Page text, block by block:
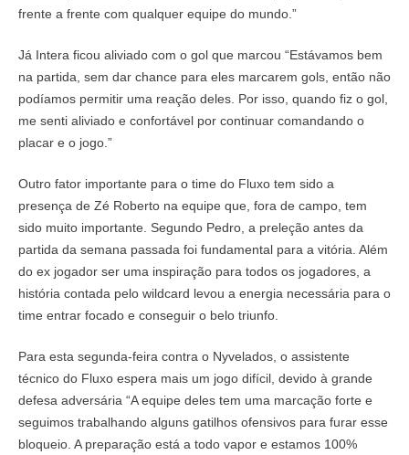
frente a frente com qualquer equipe do mundo.”
Já Intera ficou aliviado com o gol que marcou “Estávamos bem
na partida, sem dar chance para eles marcarem gols, então não
podíamos permitir uma reação deles. Por isso, quando fiz o gol,
me senti aliviado e confortável por continuar comandando o
placar e o jogo.”
Outro fator importante para o time do Fluxo tem sido a
presença de Zé Roberto na equipe que, fora de campo, tem
sido muito importante. Segundo Pedro, a preleção antes da
partida da semana passada foi fundamental para a vitória. Além
do ex jogador ser uma inspiração para todos os jogadores, a
história contada pelo wildcard levou a energia necessária para o
time entrar focado e conseguir o belo triunfo.
Para esta segunda-feira contra o Nyvelados, o assistente
técnico do Fluxo espera mais um jogo difícil, devido à grande
defesa adversária “A equipe deles tem uma marcação forte e
seguimos trabalhando alguns gatilhos ofensivos para furar esse
bloqueio. A preparação está a todo vapor e estamos 100%